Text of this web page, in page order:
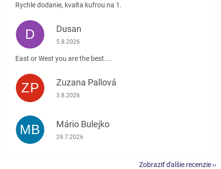
Rychle dodanie, kvalta kufrou na 1.
D Dusan
Hodnotenie obchodu je 5 z 5 hviezdičiek.
5.8.2026
East or West you are the best....
ZP Zuzana Pallová
Hodnotenie obchodu je 5 z 5 hviezdičiek.
3.8.2026
MB Mário Bulejko
Hodnotenie obchodu je 5 z 5 hviezdičiek.
29.7.2026
Zobraziť ďalšie recenzie